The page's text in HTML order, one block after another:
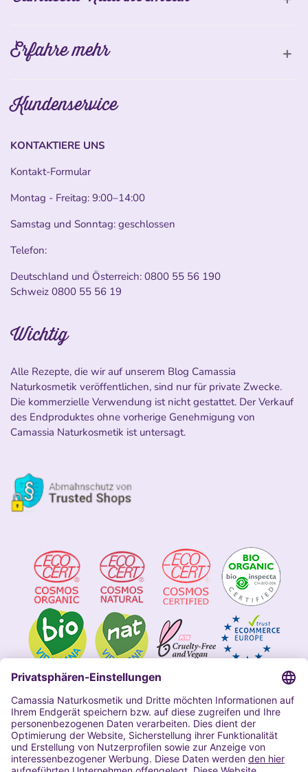
Erfahre mehr
Kundenservice
KONTAKTIERE UNS
Kontakt-Formular
Montag - Freitag: 9:00–14:00
Samstag und Sonntag: geschlossen
Telefon:
Deutschland und Österreich: 0800 55 56 190
Schweiz 0800 55 56 19
Wichtig
Alle Rezepte, die wir auf unserem Blog Camassia
Naturkosmetik veröffentlichen, sind nur für private Zwecke.
Die kommerzielle Verwendung ist nicht gestattet. Der Verkauf
des Endproduktes ohne vorherige Genehmigung von
Camassia Naturkosmetik ist untersagt.
Impressum
Allgemeine Geschäftsbedingungen
Datenschutzerklärung Camassia
Widerrufsbelehrung